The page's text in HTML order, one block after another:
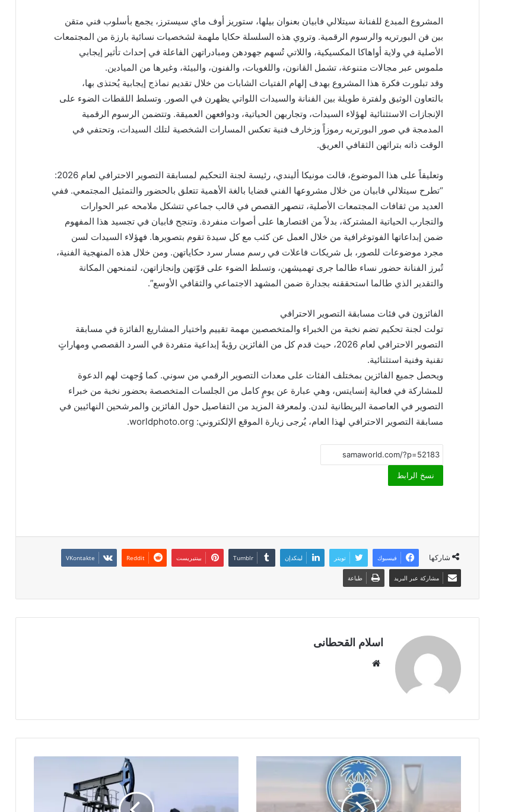
المشروع المبدع للفنانة سيتلالي فابيان بعنوان بيلها، ستوريز أوف ماي سيسترز، يجمع بأسلوب فني متقن
بين فن البورتريه والرسوم الرقمية. وتروي هذه السلسلة حكايا ملهمة لشخصيات نسائية بارزة من المجتمعات
الأصلية في ولاية أواهاكا المكسيكية، واللاتي تُسهم جهودهن ومبادراتهن الفاعلة في إحداث تأثير إيجابي
ملموس عبر مجالات متنوعة، تشمل القانون، واللغويات، والفنون، والبيئة، وغيرها من الميادين.
وقد تبلورت فكرة هذا المشروع بهدف إلهام الفتيات الشابات من خلال تقديم نماذج إيجابية يُحتذى بها،
بالتعاون الوثيق ولفترة طويلة بين الفنانة والسيدات اللواتي يظهرن في الصور. وتسلط اللقطات الضوء على
الإنجازات الاستثنائية لهؤلاء السيدات، وتجاربهن الحياتية، ودوافعهن العميقة. وتتضمن الرسوم الرقمية
المدمجة في صور البورتريه رموزاً وزخارف فنية تعكس المسارات الشخصية لتلك السيدات، وتحتفي في
الوقت ذاته بتراثهن الثقافي العريق.
وتعليقاً على هذا الموضوع، قالت مونيكا أليندي، رئيسة لجنة التحكيم لمسابقة التصوير الاحترافي لعام 2026:
“تطرح سيتلالي فابيان من خلال مشروعها الفني قضايا بالغة الأهمية تتعلق بالحضور والتمثيل المجتمعي. ففي
العديد من ثقافات المجتمعات الأصلية، تنصهر القصص في قالب جماعي تتشكل ملامحه عبر الحوارات
والتجارب الحياتية المشتركة، بدلاً من اقتصارها على أصوات منفردة. وتنجح فابيان في تجسيد هذا المفهوم
ضمن إبداعاتها الفوتوغرافية من خلال العمل عن كثب مع كل سيدة تقوم بتصويرها. فهؤلاء السيدات لسن
مجرد موضوعات للصور، بل شريكات فاعلات في رسم مسار سرد حكاياتهن. ومن خلال هذه المنهجية الفنية،
تُبرز الفنانة حضور نساء طالما جرى تهميشهن، وتسلط الضوء على قوّتهن وإنجازاتهن، لتمنحهن المكانة
والتقدير الذي طالما استحققنه بجدارة ضمن المشهد الاجتماعي والثقافي الأوسع”.
الفائزون في فئات مسابقة التصوير الاحترافي
تولت لجنة تحكيم تضم نخبة من الخبراء والمتخصصين مهمة تقييم واختيار المشاريع الفائزة في مسابقة
التصوير الاحترافي لعام 2026، حيث قدم كل من الفائزين رؤيةً إبداعية متفردة في السرد القصصي ومهاراتٍ
تقنية وفنية استثنائية.
ويحصل جميع الفائزين بمختلف الفئات على معدات التصوير الرقمي من سوني. كما وُجهت لهم الدعوة
للمشاركة في فعالية إنسايتس، وهي عبارة عن يومٍ كامل من الجلسات المتخصصة بحضور نخبة من خبراء
التصوير في العاصمة البريطانية لندن. ولمعرفة المزيد من التفاصيل حول الفائزين والمرشحين النهائيين في
مسابقة التصوير الاحترافي لهذا العام، يُرجى زيارة الموقع الإلكتروني: worldphoto.org.
نسخ الرابط
شاركها فيسبوك تويتر لينكدإن بينتيريست
مشاركة عبر البريد طباعة
اسلام القحطانى
ا
ي
ب